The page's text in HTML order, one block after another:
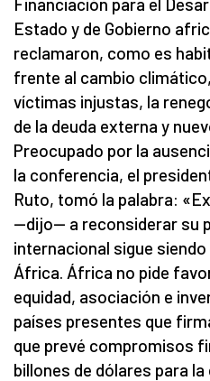
Estado y de Gobierno
reclamaron, como es
frente al cambio
víctimas injustas, la
de la deuda externa y
Preocupado por la
la conferencia, el
Ruto, tomó la palabra:
—dijo— a reconsiderar su
internacional sigue
África. África no pide
equidad, asociación e
países presentes que
que prevé compromisos
billones de dólares para